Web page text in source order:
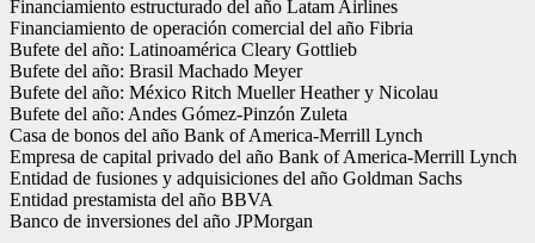
Financiamiento estructurado del año Latam Airlines
Financiamiento de operación comercial del año Fibria
Bufete del año: Latinoamérica Cleary Gottlieb
Bufete del año: Brasil Machado Meyer
Bufete del año: México Ritch Mueller Heather y Nicolau
Bufete del año: Andes Gómez-Pinzón Zuleta
Casa de bonos del año Bank of America-Merrill Lynch
Empresa de capital privado del año Bank of America-Merrill Lynch
Entidad de fusiones y adquisiciones del año Goldman Sachs
Entidad prestamista del año BBVA
Banco de inversiones del año JPMorgan